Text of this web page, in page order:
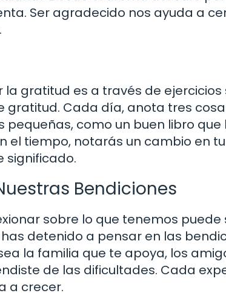
Ser agradecido nos ayuda a
gratitud es a través de ejercicios
gratitud. Cada día, anota tres
pequeñas, como un buen libro
el tiempo, notarás un cambio en
significado.
Bendiciones
sobre lo que tenemos puede
detenido a pensar en las
la familia que te apoya, los
de las dificultades. Cada
a crecer.